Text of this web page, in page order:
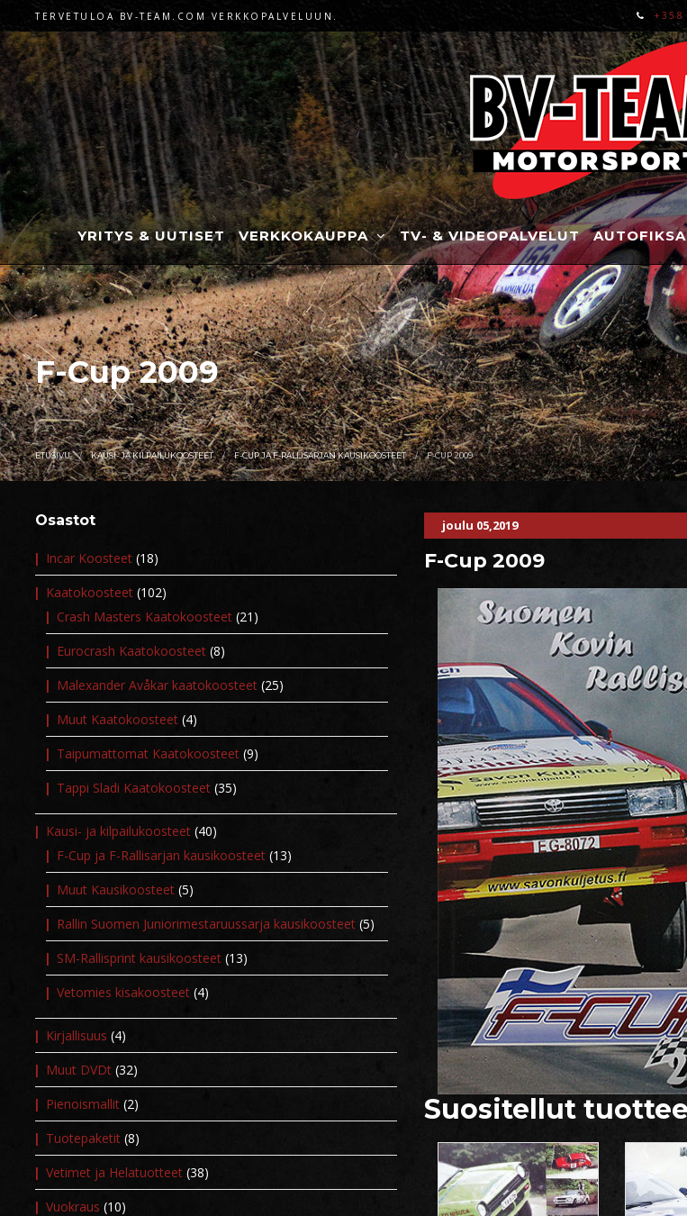
TERVETULOA BV-TEAM.COM VERKKOPALVELUUN.
YRITYS & UUTISET VERKKOKAUPPA TV- & VIDEOPALVELUT
F-Cup 2009
ETUSIVU KAUSI- JA KILPAILUKOOSTEET F-CUP JA F-RALLISARJAN KAUSIKOOSTEET F-CUP 2009
joulu 05,2019
F-Cup 2009
Suositellut
Osastot
Incar Koosteet (18)
Kaatokoosteet (102)
Crash Masters Kaatokoosteet (21)
Eurocrash Kaatokoosteet (8)
Malexander Avåkar kaatokoosteet (25)
Muut Kaatokoosteet (4)
Taipumattomat Kaatokoosteet (9)
Tappi Sladi Kaatokoosteet (35)
Kausi- ja kilpailukoosteet (40)
F-Cup ja F-Rallisarjan kausikoosteet (13)
Muut Kausikoosteet (5)
Rallin Suomen Juniorimestaruussarja kausikoosteet (5)
SM-Rallisprint kausikoosteet (13)
Vetomies kisakoosteet (4)
Kirjallisuus (4)
Muut DVDt (32)
Pienoismallit (2)
Tuotepaketit (8)
Vetimet ja Helatuotteet (38)
Vuokraus (10)